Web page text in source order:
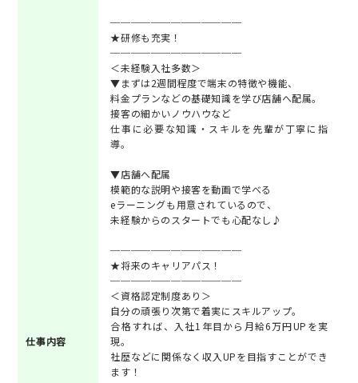
仕事内容
─────────────
★研修も充実！
─────────────
＜未経験入社多数＞
▼まずは2週間程度で端末の特徴や機能、
料金プランなどの基礎知識を学び店舗へ配属。
接客の細かいノウハウなど
仕事に必要な知識・スキルを先輩が丁寧に指
導。
▼店舗へ配属
模範的な説明や接客を動画で学べる
eラーニングも用意されているので、
未経験からのスタートでも心配なし♪
─────────────
★将来のキャリアパス！
─────────────
＜資格認定制度あり＞
自分の頑張り次第で着実にスキルアップ。
合格すれば、入社1年目から月給6万円UPを実
現。
社歴などに関係なく収入UPを目指すことができ
ます！